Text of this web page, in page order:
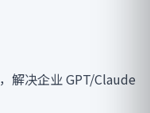
，解决企业 GPT/Claude